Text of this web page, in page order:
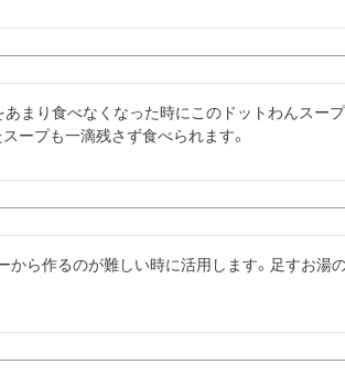
まり食べなくなった時にこのドットわんスープ
ープも一滴残さず食べられます。
から作るのが難しい時に活用します。足すお湯